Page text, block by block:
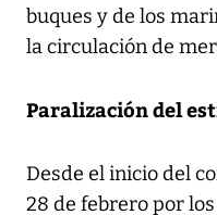
buques y de los
la circulación de
Paralización del
Desde el inicio del
28 de febrero por